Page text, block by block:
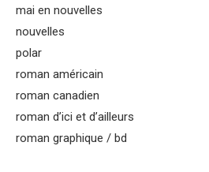
mai en nouvelles
nouvelles
polar
roman américain
roman canadien
roman d’ici et d’ailleurs
roman graphique / bd